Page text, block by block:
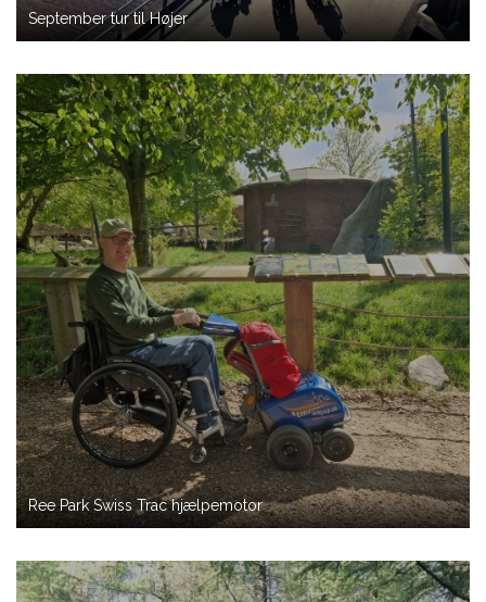
September tur til Højer
Ree Park Swiss Trac hjælpemotor